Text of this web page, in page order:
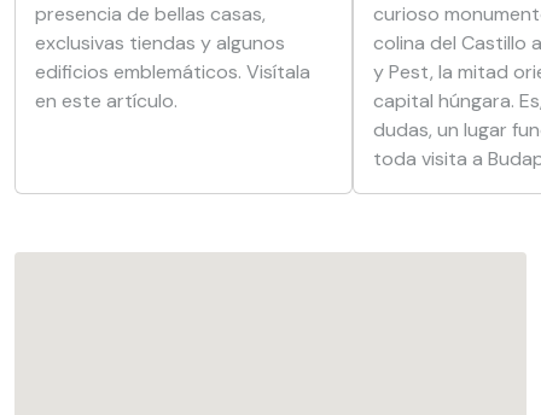
presencia de bellas casas,
exclusivas tiendas y algunos
edificios emblemáticos. Visítala
en este artículo.
curioso
colina del Castillo
y Pest, la mitad
capital húngara.
dudas, un lugar
toda visita a